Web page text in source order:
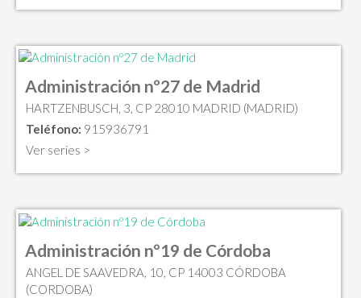
Administración nº27 de Madrid
HARTZENBUSCH, 3, CP 28010 MADRID (MADRID)
Teléfono: 915936791
Ver series >
Administración nº19 de Córdoba
ANGEL DE SAAVEDRA, 10, CP 14003 CÓRDOBA
(CORDOBA)